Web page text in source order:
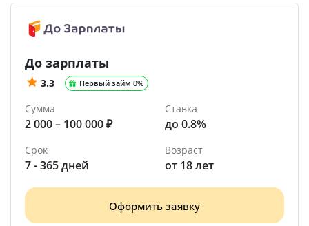
До зарплаты
3.3 Первый займ 0%
Сумма
2 000 – 100 000 ₽
Ставка
до 0.8%
Срок
7 - 365 дней
Возраст
от 18 лет
Оформить заявку